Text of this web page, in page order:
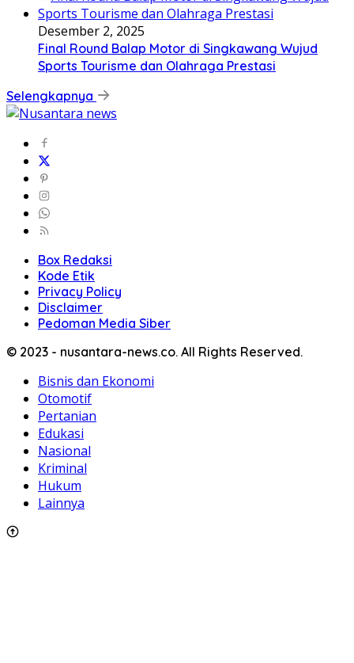
Desember 2, 2025
Final Round Balap Motor di Singkawang Wujud
Sports Tourisme dan Olahraga Prestasi
Selengkapnya
Box Redaksi
Kode Etik
Privacy Policy
Disclaimer
Pedoman Media Siber
© 2023 - nusantara-news.co. All Rights Reserved.
Bisnis dan Ekonomi
Otomotif
Pertanian
Edukasi
Nasional
Kriminal
Hukum
Lainnya